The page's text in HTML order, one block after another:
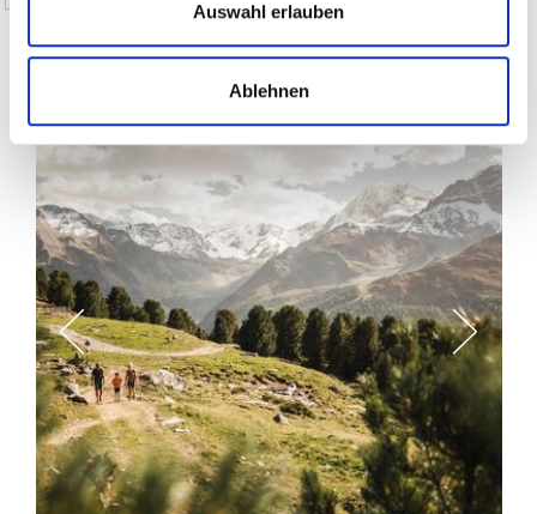
Auswahl erlauben
Ablehnen
Weitere interessante Links